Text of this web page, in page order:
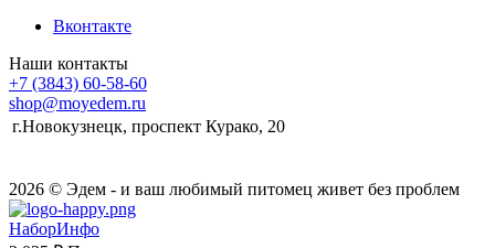
Вконтакте
Наши контакты
+7 (3843) 60-58-60
shop@moyedem.ru
г.Новокузнецк, проспект Курако, 20
2026 © Эдем - и ваш любимый питомец живет без проблем
НаборИнфо